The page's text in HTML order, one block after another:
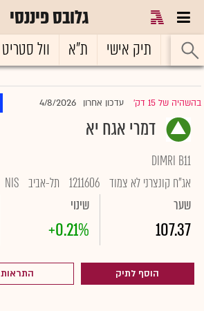
גלובס פיננסי
ראשי תיק אישי ת"א וול סטריט
בהשהיה של 15 דק' |עדכון אחרון 4/8/2026
דמרי אגח יא
DIMRI B11
אג"ח קונצרני לא צמוד 1211606 תל-אביב NIS
שער
107.37
שינוי
+0.21%
הוסף לתיק התראות